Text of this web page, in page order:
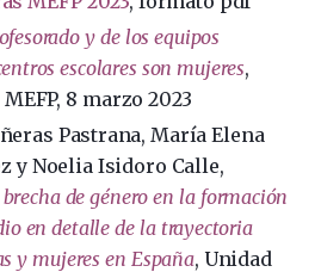
y de los equipos
escolares son mujeres,
8 marzo 2023
Pastrana, María Elena
y Noelia Isidoro Calle,
de género en la formación
en detalle de la trayectoria
y mujeres en España, Unidad